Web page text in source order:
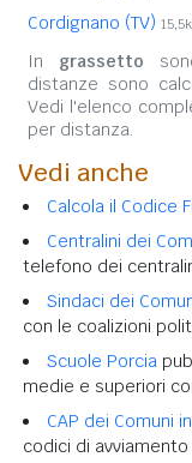
Cordignano (TV)
In grassetto
distanze sono
Vedi l'elenco
per distanza.
Vedi anche
Calcola il Codice
Centralini dei
telefono dei
Sindaci dei
con le coalizioni
Scuole Porcia
medie e superiori
CAP dei Comuni
codici di